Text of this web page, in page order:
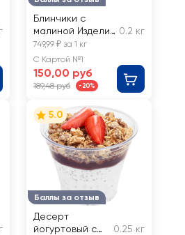
Блинчики с
малиной Изделие
хлебобулочное
жареное ЛЕНТА
FRESH до 200
0.2 кг
749,99 ₽ за 1 кг
С Картой №1
150,00 руб
189,48 руб -20%
Баллы за отзыв
5.0
Десерт
йогуртовый с
0.25 кг